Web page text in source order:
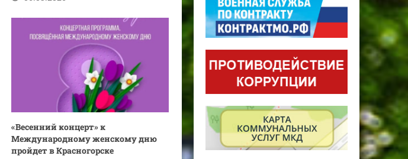
«Весенний концерт» к
Международному женскому дню
пройдет в Красногорске